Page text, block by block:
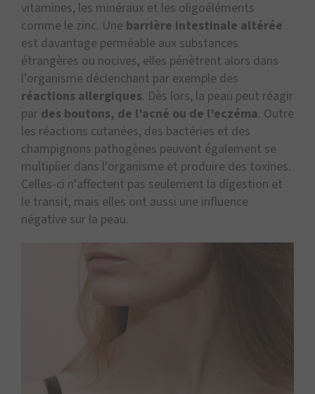
vitamines, les minéraux et les oligoéléments
comme le zinc. Une barrière intestinale altérée
est davantage perméable aux substances
étrangères ou nocives, elles pénètrent alors dans
l’organisme déclenchant par exemple des
réactions allergiques. Dès lors, la peau peut réagir
par des boutons, de l’acné ou de l’eczéma. Outre
les réactions cutanées, des bactéries et des
champignons pathogènes peuvent également se
multiplier dans l’organisme et produire des toxines.
Celles-ci n’affectent pas seulement la digestion et
le transit, mais elles ont aussi une influence
négative sur la peau.